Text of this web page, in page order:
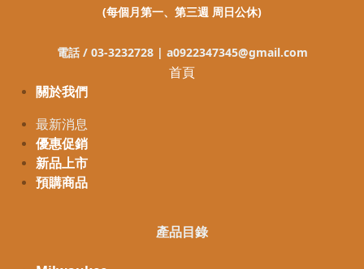
(每個月第一、第三週 周日公休)
電話 / 03-3232728 | a0922347345@gmail.com
首頁
關於我們
最新消息
優惠促銷
新品上市
預購商品
產品目錄